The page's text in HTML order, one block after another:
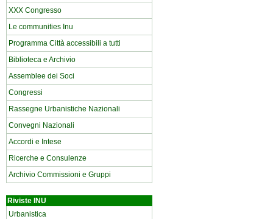
XXX Congresso
Le communities Inu
Programma Città accessibili a tutti
Biblioteca e Archivio
Assemblee dei Soci
Congressi
Rassegne Urbanistiche Nazionali
Convegni Nazionali
Accordi e Intese
Ricerche e Consulenze
Archivio Commissioni e Gruppi
Riviste INU
Urbanistica